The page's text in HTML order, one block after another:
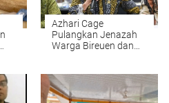
Azhari Cage
Pulangkan Jenazah
Warga Bireuen dan